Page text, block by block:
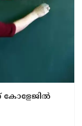
കോളേജിൽ